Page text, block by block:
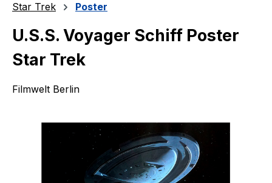
Star Trek Poster
U.S.S. Voyager Schiff Poster
Star Trek
Filmwelt Berlin